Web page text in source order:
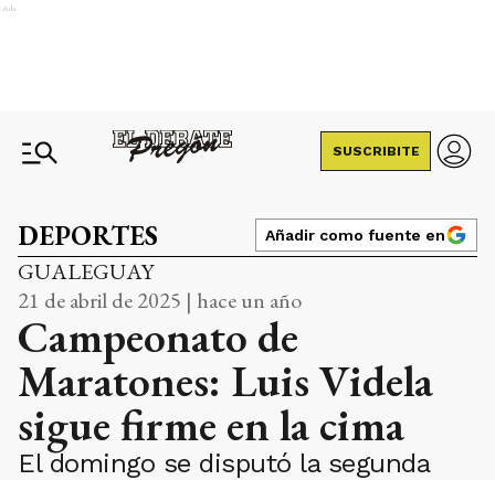
Ads
SUSCRIBITE
DEPORTES Añadir como fuente en
GUALEGUAY
21 de abril de 2025 | hace un año
Campeonato de
Maratones: Luis Videla
sigue firme en la cima
El domingo se disputó la segunda